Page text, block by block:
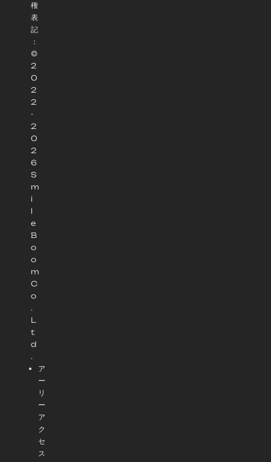
権
表
記
：
©
2
0
2
2
-
2
0
2
6
S
m
i
l
e
B
o
o
m
C
o
.
L
t
d
.
ア
ー
リ
ー
ア
ク
セ
ス